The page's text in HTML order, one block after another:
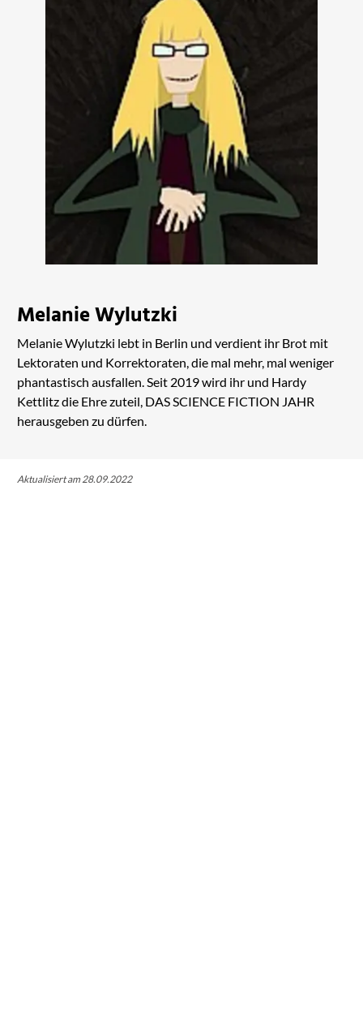
Melanie Wylutzki
Melanie Wylutzki lebt in Berlin und verdient ihr Brot mit
Lektoraten und Korrektoraten, die mal mehr, mal weniger
phantastisch ausfallen. Seit 2019 wird ihr und Hardy
Kettlitz die Ehre zuteil, DAS SCIENCE FICTION JAHR
herausgeben zu dürfen.
Aktualisiert am 28.09.2022